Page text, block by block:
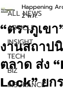
ALL NEWS
ARTICLE
INSIGHT
TECH
BIZ
INSURANCE
“ตราภูเข
งานสถาป
ตลาด ส่ง
Lock” ยก
Happening
2 พ.ค.